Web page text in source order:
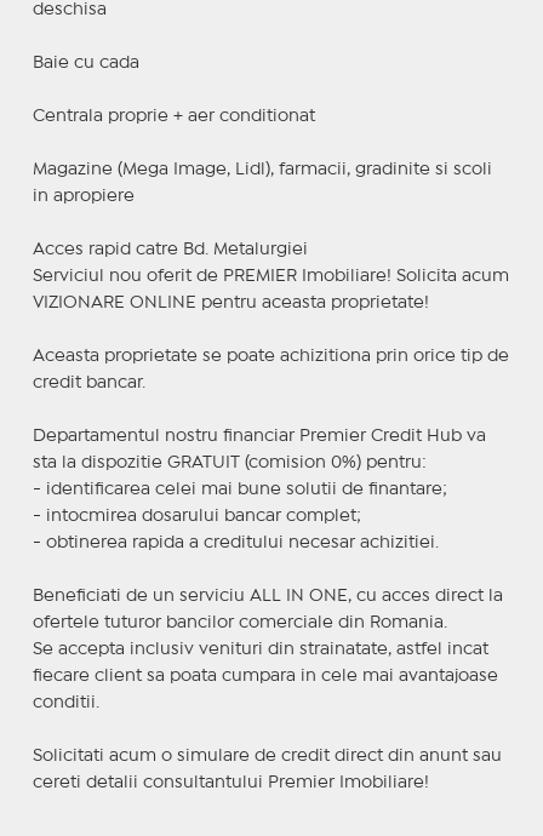
deschisa
Baie cu cada
Centrala proprie + aer conditionat
Magazine (Mega Image, Lidl), farmacii, gradinite si scoli
in apropiere
Acces rapid catre Bd. Metalurgiei
Serviciul nou oferit de PREMIER Imobiliare! Solicita acum
VIZIONARE ONLINE pentru aceasta proprietate!
Aceasta proprietate se poate achizitiona prin orice tip de
credit bancar.
Departamentul nostru financiar Premier Credit Hub va
sta la dispozitie GRATUIT (comision 0%) pentru:
- identificarea celei mai bune solutii de finantare;
- intocmirea dosarului bancar complet;
- obtinerea rapida a creditului necesar achizitiei.
Beneficiati de un serviciu ALL IN ONE, cu acces direct la
ofertele tuturor bancilor comerciale din Romania.
Se accepta inclusiv venituri din strainatate, astfel incat
fiecare client sa poata cumpara in cele mai avantajoase
conditii.
Solicitati acum o simulare de credit direct din anunt sau
cereti detalii consultantului Premier Imobiliare!